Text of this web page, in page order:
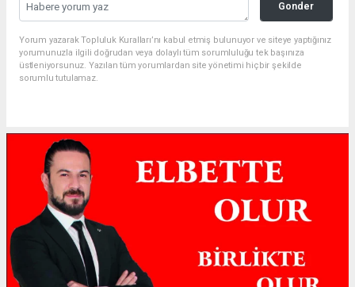
Gonder
Yorum yazarak Topluluk Kuralları’nı kabul etmiş bulunuyor ve siteye yaptığınız
yorumunuzla ilgili doğrudan veya dolaylı tüm sorumluluğu tek başınıza
üstleniyorsunuz. Yazılan tüm yorumlardan site yönetimi hiçbir şekilde
sorumlu tutulamaz.